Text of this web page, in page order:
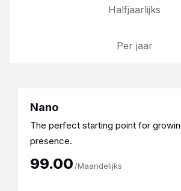
Halfjaarlijks
Per jaar
Nano
The perfect starting point for
presence.
₹99.00 /Maandelijks